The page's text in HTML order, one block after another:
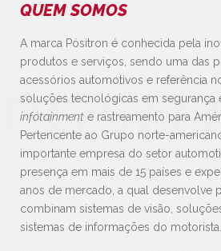
QUEM SOMOS
A marca Pósitron é conhecida pela
produtos e serviços, sendo uma das
acessórios automotivos e referência
soluções tecnológicas em segurança
infotainment e rastreamento para
Pertencente ao Grupo norte-
importante empresa do setor
presença em mais de 15 países e
anos de mercado, a qual desenvolve
combinam sistemas de visão,
sistemas de informações do motorista.